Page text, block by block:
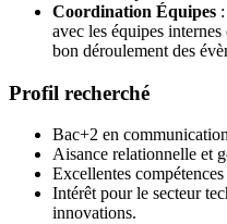
Coordination Équipes
avec les équipes
bon déroulement des
Profil recherché
Bac+2 en
Aisance relationnelle et
Excellentes
Intérêt pour le secteur
innovations.